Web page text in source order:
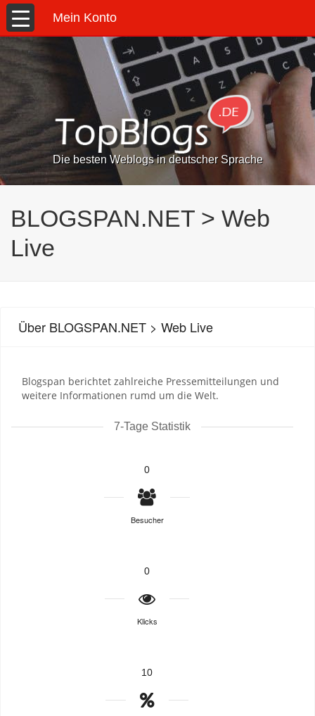
Mein Konto
Die besten Weblogs in deutscher Sprache
BLOGSPAN.NET > Web
Live
Über BLOGSPAN.NET > Web Live
Blogspan berichtet zahlreiche Pressemitteilungen und
weitere Informationen rumd um die Welt.
7-Tage Statistik
0
Besucher
0
Klicks
10